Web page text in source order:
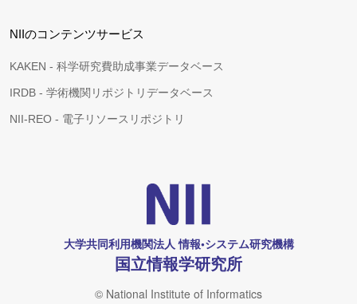
NIIのコンテンツサービス
KAKEN - 科学研究費助成事業データベース
IRDB - 学術機関リポジトリデータベース
NII-REO - 電子リソースリポジトリ
大学共同利用機関法人 情報•システム研究機構
国立情報学研究所
© National Institute of Informatics